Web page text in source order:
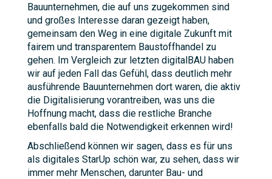
Bauunternehmen, die auf uns zugekommen sind
und großes Interesse daran gezeigt haben,
gemeinsam den Weg in eine digitale Zukunft mit
fairem und transparentem Baustoffhandel zu
gehen. Im Vergleich zur letzten digitalBAU haben
wir auf jeden Fall das Gefühl, dass deutlich mehr
ausführende Bauunternehmen dort waren, die aktiv
die Digitalisierung vorantreiben, was uns die
Hoffnung macht, dass die restliche Branche
ebenfalls bald die Notwendigkeit erkennen wird!
Abschließend können wir sagen, dass es für uns
als digitales StarUp schön war, zu sehen, dass wir
immer mehr Menschen, darunter Bau- und